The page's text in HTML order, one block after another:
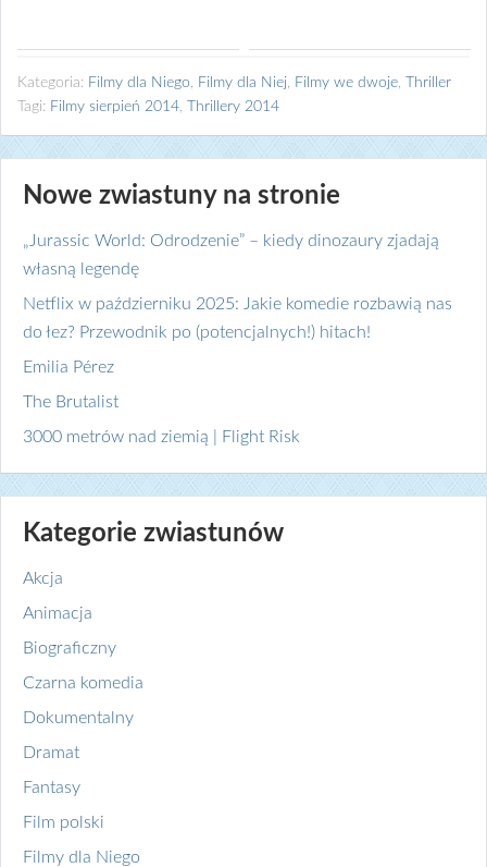
Kategoria: Filmy dla Niego, Filmy dla Niej, Filmy we dwoje,
Thriller
Tagi: Filmy sierpień 2014, Thrillery 2014
Nowe zwiastuny na stronie
„Jurassic World: Odrodzenie” – kiedy dinozaury zjadają
własną legendę
Netflix w październiku 2025: Jakie komedie rozbawią nas
do łez? Przewodnik po (potencjalnych!) hitach!
Emilia Pérez
The Brutalist
3000 metrów nad ziemią | Flight Risk
Kategorie zwiastunów
Akcja
Animacja
Biograficzny
Czarna komedia
Dokumentalny
Dramat
Fantasy
Film polski
Filmy dla Niego